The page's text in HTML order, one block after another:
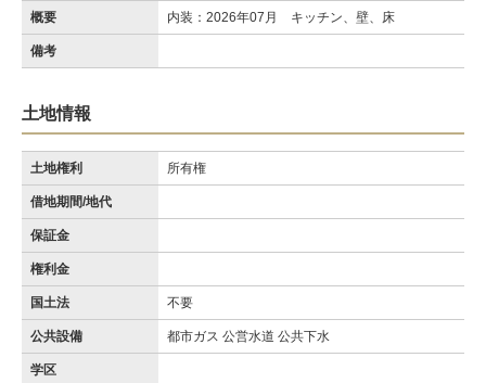
概要 内装：2026年07月 キッチン、壁、床
備考
土地情報
土地権利 所有権
借地期間/地代
保証金
権利金
国土法 不要
公共設備 都市ガス 公営水道 公共下水
学区